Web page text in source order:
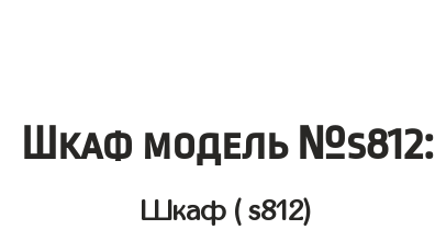
Шкаф модель №s812:
Шкаф ( s812)